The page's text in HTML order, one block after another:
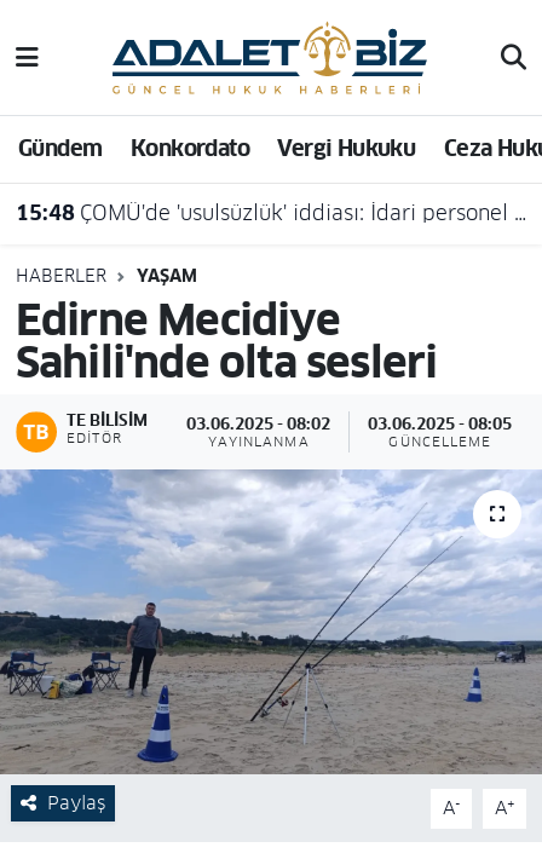
Gündem Konkordato Vergi Hukuku Ceza
15:48 ÇOMÜ'de 'usulsüzlük' iddiası: İdari personel açığa alındı
HABERLER YAŞAM
Edirne Mecidiye
Sahili'nde olta sesleri
TE BILISIM
EDITÖR
03.06.2025 - 08:02
YAYINLANMA
03.06.2025 - 08:05
GÜNCELLEME
Paylaş A- A+
Hava Durumu
Trafik Durumu
Süper Lig Puan Durumu ve Fikstür
Tüm Manşetler
Son Dakika Haberleri